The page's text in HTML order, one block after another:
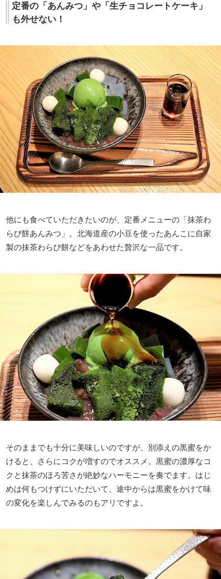
定番の「あんみつ」や「生チョコレートケーキ」
も外せない！
他にも食べていただきたいのが、定番メニューの「抹茶わ
らび餅あんみつ」。北海道産の小豆を使ったあんこに自家
製の抹茶わらび餅などをあわせた贅沢な一品です。
そのままでも十分に美味しいのですが、別添えの黒蜜をか
けると、さらにコクが増すのでオススメ。黒蜜の濃厚なコ
クと抹茶のほろ苦さが絶妙なハーモニーを奏でます。はじ
めは何もつけずにいただいて、途中からは黒蜜をかけて味
の変化を楽しんでみるのもアリですよ。